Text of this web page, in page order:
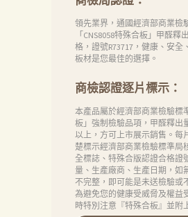
領先業界，通國經濟部商業檢
「CNS8058特殊合板」甲醛釋
格，證號R73717，健康、安全
板材是您最佳的選擇。
商檢認證逐片標示：
本產品屬於經濟部商業檢驗標
板」強制檢驗品項，甲醛釋出
以上，方可上市展示銷售。每
楚標示經濟部商業檢驗標準局
全標誌、特殊合版認證合格證
量、生產廠商、生產日期，如
不完整，即可能是未送檢驗或
為避免您的健康受威脅及權益
時特別注意『特殊合板』並附